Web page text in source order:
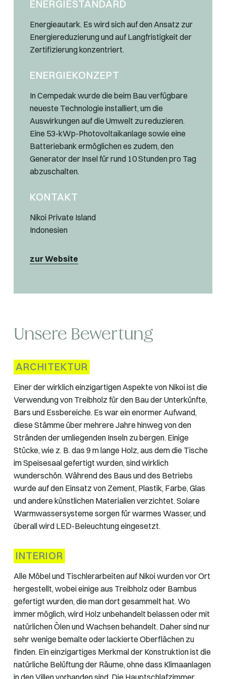
ENERGIESTANDARD
Energieautark. Es wird sich auf den Ansatz zur
Energiereduzierung und auf Langfristigkeit der
Zertifizierung konzentriert.
ENERGIEKONZEPT
In Cempedak wurde die beim Bau verfügbare
neueste Technologie installiert, um die
Auswirkungen auf die Umwelt zu reduzieren.
Eine 53-kWp-Photovoltaikanlage sowie eine
Batteriebank ermöglichen es zudem, den
Generator der Insel für rund 10 Stunden pro Tag
abzuschalten.
KONTAKT
Nikoi Private Island
Indonesien
zur Website
Unsere Bewertung
ARCHITEKTUR
Einer der wirklich einzigartigen Aspekte von Nikoi ist die
Verwendung von Treibholz für den Bau der Unterkünfte,
Bars und Essbereiche. Es war ein enormer Aufwand,
diese Stämme über mehrere Jahre hinweg von den
Stränden der umliegenden Inseln zu bergen. Einige
Stücke, wie z. B. das 9 m lange Holz, aus dem die Tische
im Speisesaal gefertigt wurden, sind wirklich
wunderschön. Während des Baus und des Betriebs
wurde auf den Einsatz von Zement, Plastik, Farbe, Glas
und andere künstlichen Materialien verzichtet. Solare
Warmwassersysteme sorgen für warmes Wasser, und
überall wird LED-Beleuchtung eingesetzt.
INTERIOR
Alle Möbel und Tischlerarbeiten auf Nikoi wurden vor Ort
hergestellt, wobei einige aus Treibholz oder Bambus
gefertigt wurden, die man dort gesammelt hat. Wo
immer möglich, wird Holz unbehandelt belassen oder mit
natürlichen Ölen und Wachsen behandelt. Daher sind nur
sehr wenige bemalte oder lackierte Oberflächen zu
finden. Ein einzigartiges Merkmal der Konstruktion ist die
natürliche Belüftung der Räume, ohne dass Klimaanlagen
in den Villen vorhanden sind. Die Hauptschlafzimmer